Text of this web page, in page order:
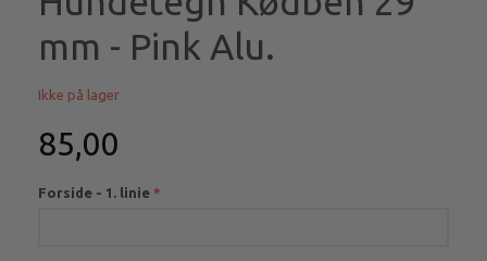
mm - Pink Alu.
Ikke på lager
85,00
Forside - 1. linie